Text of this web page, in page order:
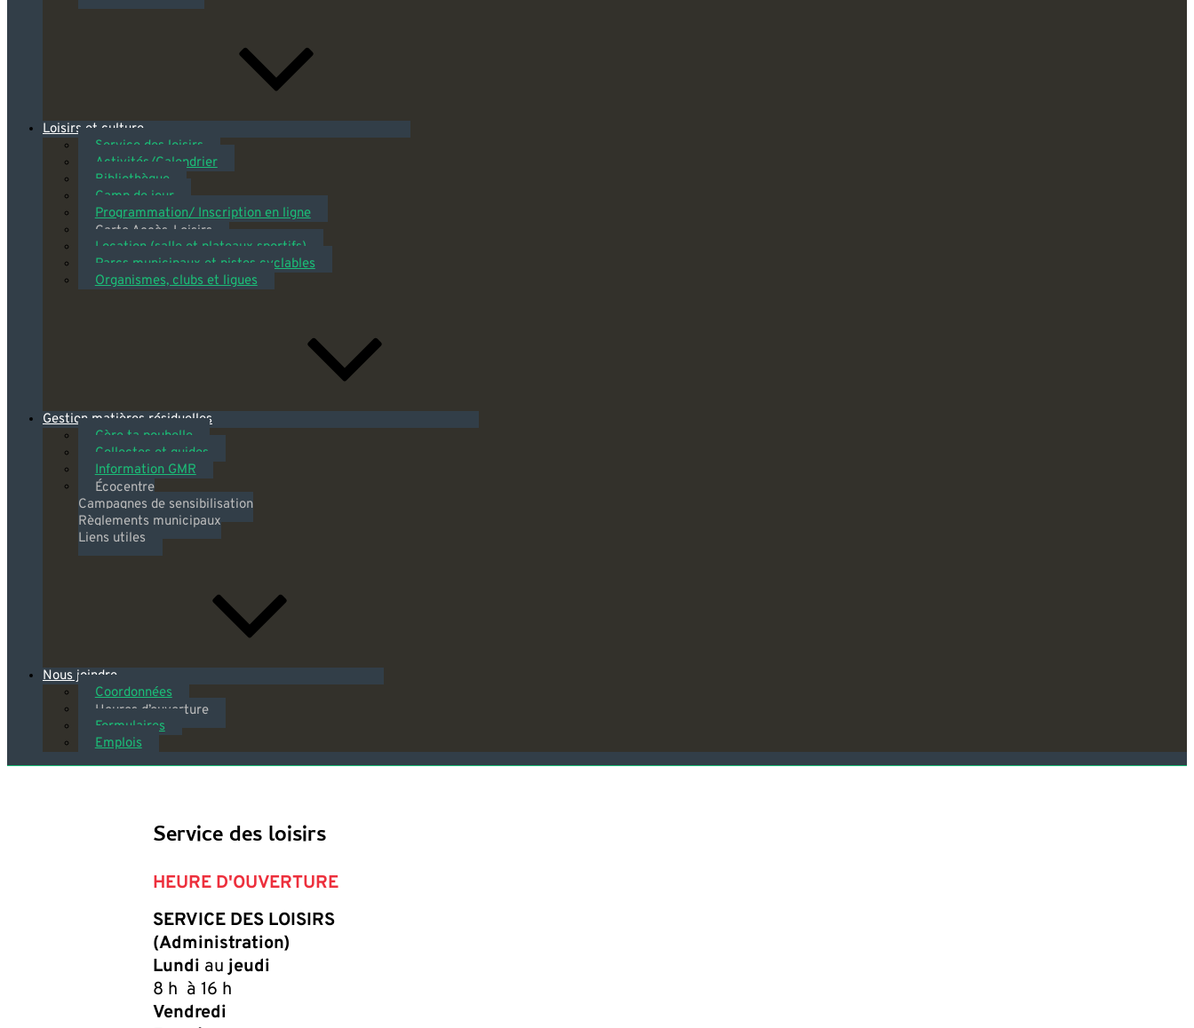
Loisirs et culture
Service des loisirs
Activités/Calendrier
Bibliothèque
Camp de jour
Programmation/ Inscription en ligne
Carte Accès-Loisirs
Location (salle et plateaux sportifs)
Parcs municipaux et pistes cyclables
Organismes, clubs et ligues
Gestion matières résiduelles
Gère ta poubelle
Collectes et guides
Information GMR
Écocentre
Campagnes de sensibilisation
Règlements municipaux
Liens utiles
Nous joindre
Coordonnées
Heures d’ouverture
Formulaires
Emplois
Service des loisirs
HEURE D'OUVERTURE
SERVICE DES LOISIRS
(Administration)
Lundi au jeudi
8 h à 16 h
Vendredi